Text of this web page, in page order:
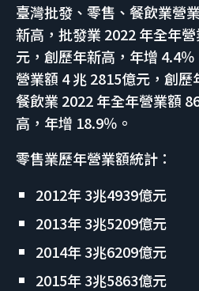
臺灣批發、零售、餐飲業營
新高，批發業 2022 年全年
元，創歷年新高，年增 4.4
營業額 4 兆 2815億元，創歷
餐飲業 2022 年全年營業額
高，年增 18.9％。
零售業歷年營業額統計：
2012年 3兆4939億元
2013年 3兆5209億元
2014年 3兆6209億元
2015年 3兆5863億元